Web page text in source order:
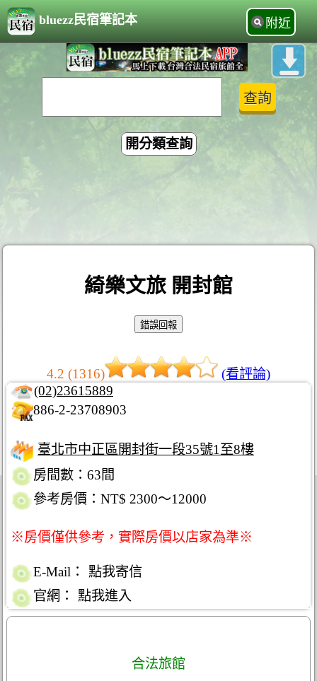
bluezz民宿筆記本 附近
開分類查詢
綺樂文旅 開封館
4.2 (1316)
(看評論)
(02)23615889
886-2-23708903
臺北市中正區開封街一段35號1至8樓
房間數：63間
參考房價：NT$ 2300～12000
※房價僅供參考，實際房價以店家為準※
E-Mail：
點我寄信
官網：
點我進入
合法旅館